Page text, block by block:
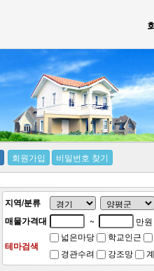
회원가입 비밀번호 찾기
지역/분류
매물가격대
~ 만원
테마검색
넓은마당 학교인근
경관수려
강조망